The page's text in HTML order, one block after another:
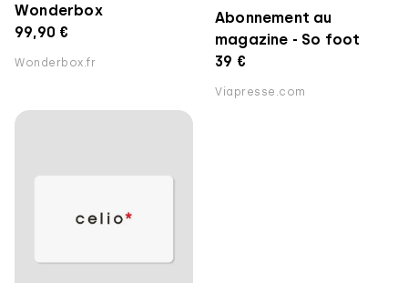
Wonderbox
99,90 €
Wonderbox.fr
Abonnement au
magazine - So foot
39 €
Viapresse.com